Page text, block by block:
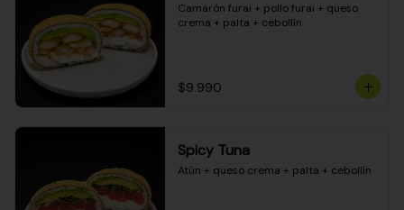
Camarón furai + pollo furai + queso
crema + palta + cebollín
$9.990
Spicy Tuna
Atún + queso crema + palta + cebollín